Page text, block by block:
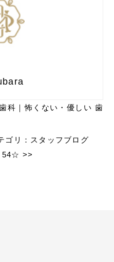
科｜怖くない・優しい 歯
ゴリ： スタッフブログ
54☆ >>